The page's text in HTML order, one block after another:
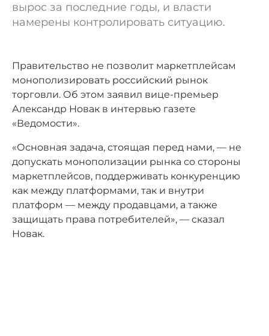
вырос за последние годы, и власти
намерены контролировать ситуацию.
Правительство не позволит маркетплейсам
монополизировать российский рынок
торговли. Об этом заявил вице-премьер
Александр Новак в интервью газете
«Ведомости».
«Основная задача, стоящая перед нами, — не
допускать монополизации рынка со стороны
маркетплейсов, поддерживать конкуренцию
как между платформами, так и внутри
платформ — между продавцами, а также
защищать права потребителей», — сказал
Новак.